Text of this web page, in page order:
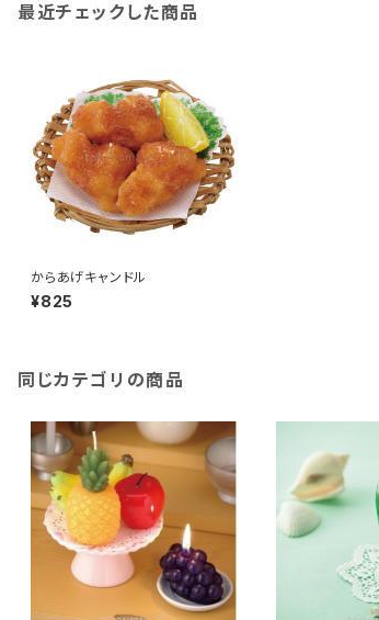
最近チェックした商品
からあげキャンドル
¥825
同じカテゴリの商品